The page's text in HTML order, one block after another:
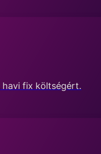
havi fix költségért.